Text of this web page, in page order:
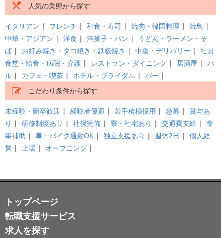
人気の業態から探す
イタリアン | フレンチ | 和食・寿司 | 焼肉・韓国料理 | 焼鳥 |
中華・アジアン | 洋食 | 洋菓子・パン |
うどん・ラーメン・そ
ば | お好み焼き・タコ焼き・鉄板焼き | 中食・デリバリー | 社員
食堂・給食・病院・介護 | レストラン・ダイニング | 居酒屋 | バ
ル | カフェ・喫茶 | ホテル・ブライダル | バー |
こだわり条件から探す
未経験・新卒歓迎 | 経験者優遇 | 若手積極採用 | 急募 | 賞与あ
り | 研修制度あり | 社保完備 | 寮・社宅あり | 交通費支給 | 食
事補助 | 車・バイク通勤OK | 独立支援あり | 週休2日 | 個人経
営 | 上場 | オープニング |
トップページ
転職支援サービス
求人を探す